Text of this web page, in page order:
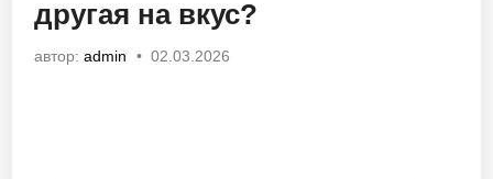
другая на вкус?
автор:admin • 02.03.2026